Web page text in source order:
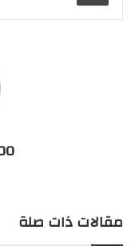
مقالات ذات صلة